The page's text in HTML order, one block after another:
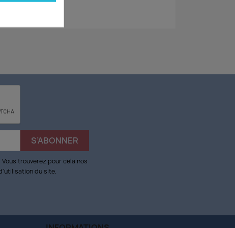
trouverez pour cela nos
du site.